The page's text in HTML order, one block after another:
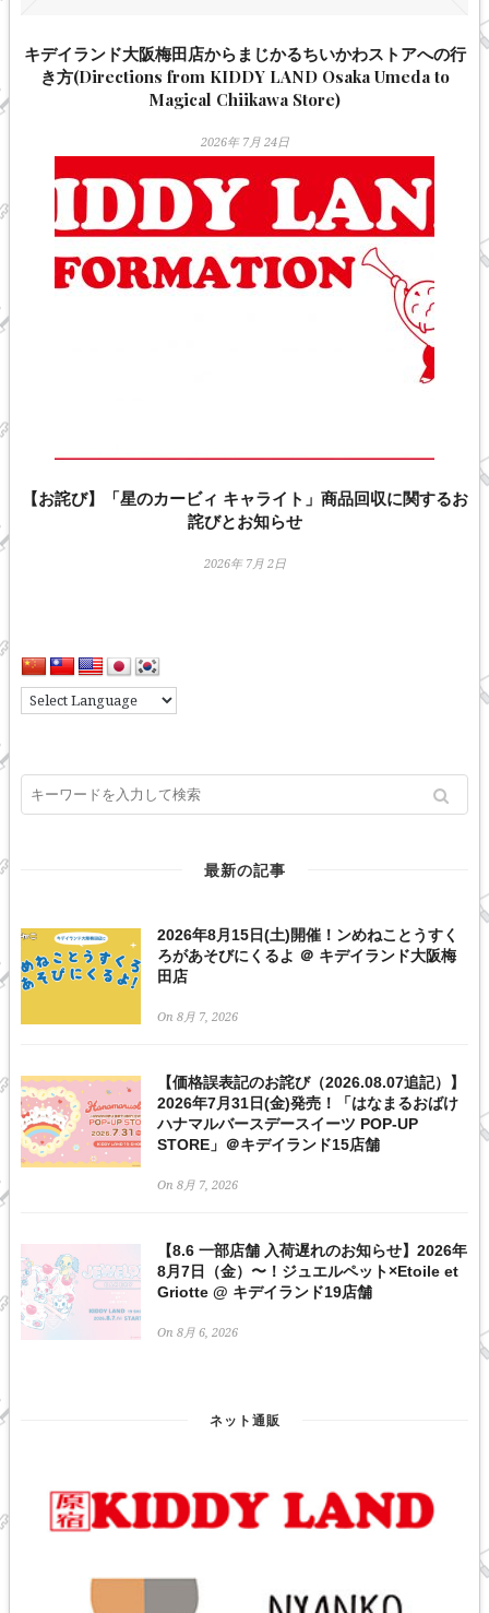
キデイランド大阪梅田店からまじかるちいかわストアへの行
き方(Directions from KIDDY LAND Osaka Umeda to
Magical Chiikawa Store)
2026年 7月 24日
【お詫び】「星のカービィ キャライト」商品回収に関するお
詫びとお知らせ
2026年 7月 2日
最新の記事
2026年8月15日(土)開催！ンめねことうすく
ろがあそびにくるよ ＠ キデイランド大阪梅
田店
On 8月 7, 2026
【価格誤表記のお詫び（2026.08.07追記）】
2026年7月31日(金)発売！「はなまるおばけ
ハナマルバースデースイーツ POP-UP
STORE」＠キデイランド15店舗
On 8月 7, 2026
【8.6 一部店舗 入荷遅れのお知らせ】2026年
8月7日（金）〜！ジュエルペット×Etoile et
Griotte @ キデイランド19店舗
On 8月 6, 2026
ネット通販